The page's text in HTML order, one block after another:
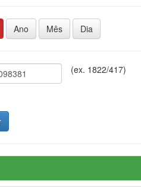
Ano Mês Dia
(ex. 1822/417)